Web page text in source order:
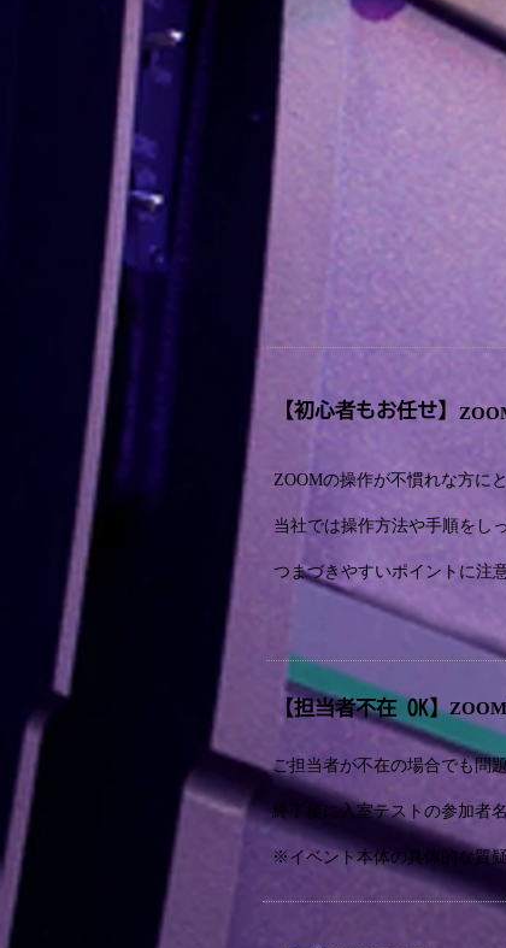
【初心者もお任せ】
ZOOMの操作が不慣れな方に
当社では操作方法や手順をし
つまづきやすいポイントに注
【担当者不在 OK】
ご担当者が不在の場合でも問
終了後に入室テストの参加者
※イベント本体の具体的な質